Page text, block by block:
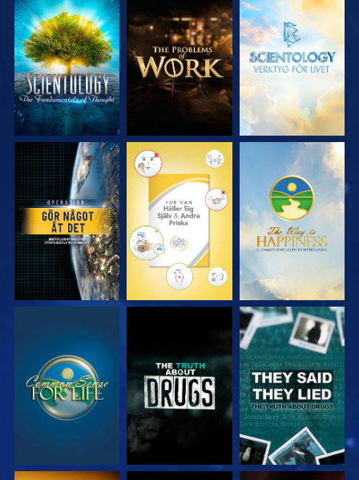
UTFORSKA
SERIEN
UTFORSKA
SERIEN
UTFORSKA
SERIEN
TITTA TITTA TITTA
TITTA TITTA TITTA